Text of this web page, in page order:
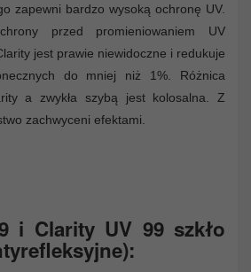
zapewni bardzo wysoką ochronę UV.
przed promieniowaniem UV
jest prawie niewidoczne i redukuje
do mniej niż 1%. Różnica
a zwykła szybą jest kolosalna. Z
zachwyceni efektami.
i Clarity UV 99 szkło